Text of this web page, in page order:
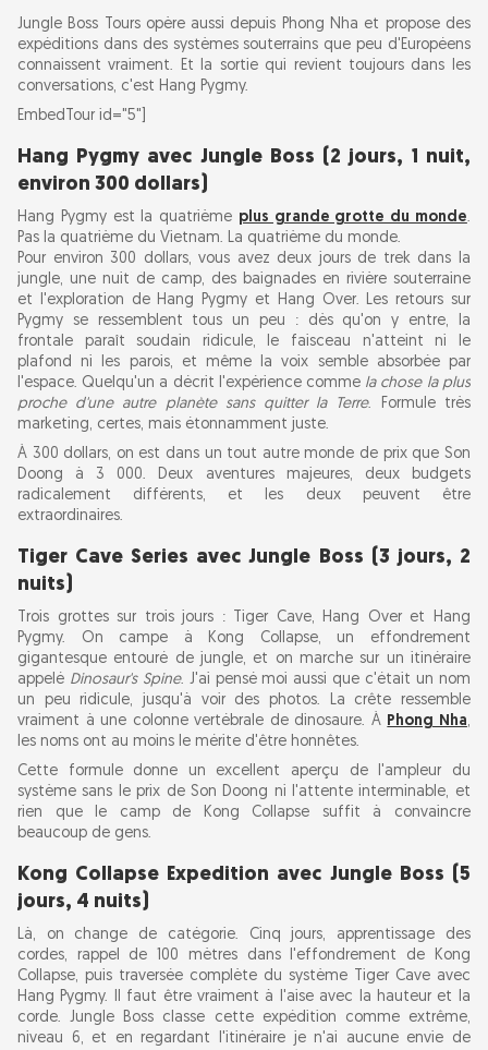
Jungle Boss Tours opère aussi depuis Phong Nha et propose des
expéditions dans des systèmes souterrains que peu d'Européens
connaissent vraiment. Et la sortie qui revient toujours dans les
conversations, c'est Hang Pygmy.
EmbedTour id="5"]
Hang Pygmy avec Jungle Boss (2 jours, 1 nuit,
environ 300 dollars)
Hang Pygmy est la quatrième plus grande grotte du monde.
Pas la quatrième du Vietnam. La quatrième du monde.
Pour environ 300 dollars, vous avez deux jours de trek dans la
jungle, une nuit de camp, des baignades en rivière souterraine
et l'exploration de Hang Pygmy et Hang Over. Les retours sur
Pygmy se ressemblent tous un peu : dès qu'on y entre, la
frontale paraît soudain ridicule, le faisceau n'atteint ni le
plafond ni les parois, et même la voix semble absorbée par
l'espace. Quelqu'un a décrit l'expérience comme la chose la plus
proche d'une autre planète sans quitter la Terre. Formule très
marketing, certes, mais étonnamment juste.
À 300 dollars, on est dans un tout autre monde de prix que Son
Doong à 3 000. Deux aventures majeures, deux budgets
radicalement différents, et les deux peuvent être
extraordinaires.
Tiger Cave Series avec Jungle Boss (3 jours, 2
nuits)
Trois grottes sur trois jours : Tiger Cave, Hang Over et Hang
Pygmy. On campe à Kong Collapse, un effondrement
gigantesque entouré de jungle, et on marche sur un itinéraire
appelé Dinosaur's Spine. J'ai pensé moi aussi que c'était un nom
un peu ridicule, jusqu'à voir des photos. La crête ressemble
vraiment à une colonne vertébrale de dinosaure. À Phong Nha,
les noms ont au moins le mérite d'être honnêtes.
Cette formule donne un excellent aperçu de l'ampleur du
système sans le prix de Son Doong ni l'attente interminable, et
rien que le camp de Kong Collapse suffit à convaincre
beaucoup de gens.
Kong Collapse Expedition avec Jungle Boss (5
jours, 4 nuits)
Là, on change de catégorie. Cinq jours, apprentissage des
cordes, rappel de 100 mètres dans l'effondrement de Kong
Collapse, puis traversée complète du système Tiger Cave avec
Hang Pygmy. Il faut être vraiment à l'aise avec la hauteur et la
corde. Jungle Boss classe cette expédition comme extrême,
niveau 6, et en regardant l'itinéraire je n'ai aucune envie de